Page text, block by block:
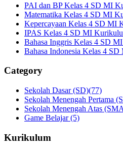
PAI dan BP Kelas 4 SD MI
Matematika Kelas 4 SD MI
Kepercayaan Kelas 4 SD MI
IPAS Kelas 4 SD MI
Bahasa Inggris Kelas 4 SD
Bahasa Indonesia Kelas 4
Category
Sekolah Dasar (SD)(77)
Sekolah Menengah Pertama
Sekolah Menengah Atas
Game Belajar(5)
Kurikulum